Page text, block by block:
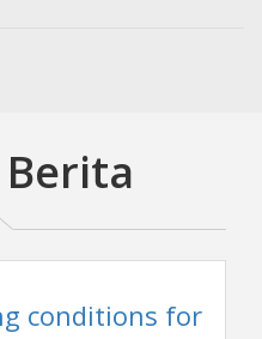
conditions for